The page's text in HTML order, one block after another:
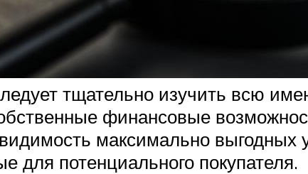
тщательно изучить всю
финансовые
максимально
для потенциального покупателя.